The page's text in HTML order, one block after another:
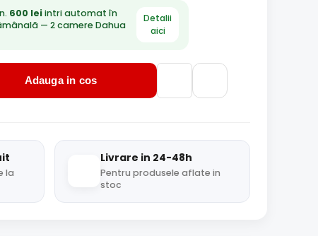
600 leiintri automat în
— 2 camere Dahua
Detalii
aici
Adauga in cos
la
Livrare in 24-48h
Pentru produsele aflate in
stoc